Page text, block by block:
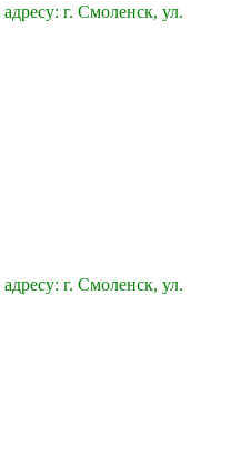
г. Смоленск, ул.
г. Смоленск, ул.